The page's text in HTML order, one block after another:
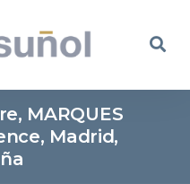
MARQUES
Madrid,